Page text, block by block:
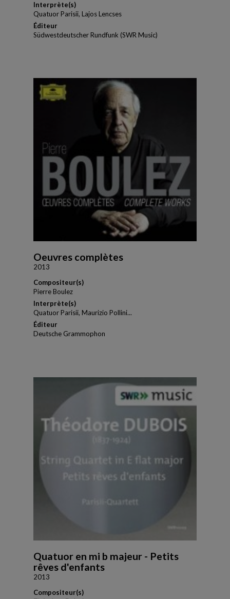
Interprète(s)
Quatuor Parisii, Lajos Lencses
Éditeur
Südwestdeutscher Rundfunk (SWR Music)
Oeuvres complètes
2013
Compositeur(s)
Pierre Boulez
Interprète(s)
Quatuor Parisii, Maurizio Pollini...
Éditeur
Deutsche Grammophon
Quatuor en mi b majeur - Petits
rêves d'enfants
2013
Compositeur(s)